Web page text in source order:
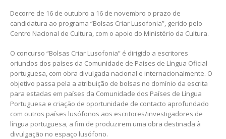
Decorre de 16 de outubro a 16 de novembro o prazo de
candidatura ao programa “Bolsas Criar Lusofonia”, gerido pelo
Centro Nacional de Cultura, com o apoio do Ministério da Cultura.
O concurso “Bolsas Criar Lusofonia” é dirigido a escritores
oriundos dos países da Comunidade de Países de Língua Oficial
portuguesa, com obra divulgada nacional e internacionalmente. O
objetivo passa pela a atribuição de bolsas no domínio da escrita
para estadas em países da Comunidade dos Países de Língua
Portuguesa e criação de oportunidade de contacto aprofundado
com outros países lusófonos aos escritores/investigadores de
língua portuguesa, a fim de produzirem uma obra destinada à
divulgação no espaço lusófono.